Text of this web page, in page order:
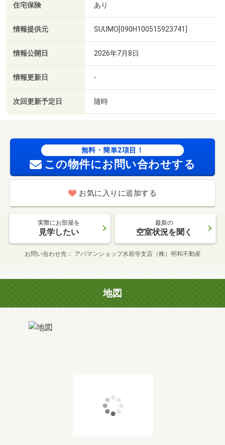
住宅保険 あり
情報提供元 SUUMO[090H100515923741]
情報公開日 2026年7月8日
情報更新日 -
次回更新予定日 随時
無料・簡単2項目！
この物件にお問い合わせする
お気に入りに追加する
実際にお部屋を
見学したい
最新の
空室状況を聞く
お問い合わせ先 アパマンショップ水前寺支店（株）明和不動産
地図